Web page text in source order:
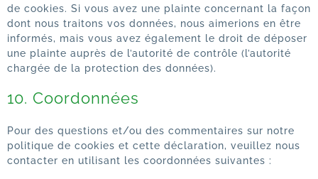
de cookies. Si vous avez une plainte concernant la façon
dont nous traitons vos données, nous aimerions en être
informés, mais vous avez également le droit de déposer
une plainte auprès de l’autorité de contrôle (l’autorité
chargée de la protection des données).
10. Coordonnées
Pour des questions et/ou des commentaires sur notre
politique de cookies et cette déclaration, veuillez nous
contacter en utilisant les coordonnées suivantes :